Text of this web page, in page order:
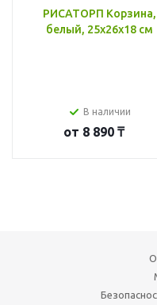
РИСАТОРП Корзина,
белый, 25x26x18 см
В наличии
от 8 890 ₸
О